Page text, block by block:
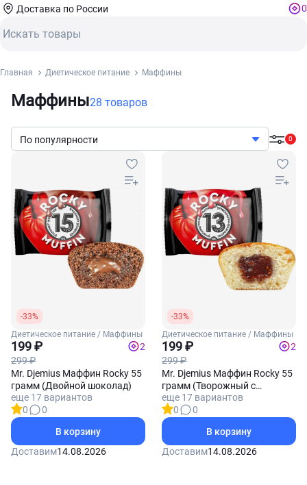
Доставка по России 0
Главная Диетическое питание Маффины
Маффины28 товаров
По популярности 0
-33%
Диетическое питание / Маффины
199 ₽
299 ₽
2
Mr. Djemius Маффин Rocky 55
грамм (Двойной шоколад)
еще 17 вариантов
0
0
В корзину
Доставим14.08.2026
-33%
Диетическое питание / Маффины
199 ₽
299 ₽
2
Mr. Djemius Маффин Rocky 55
грамм (Творожный с
малиновой начинкой)
еще 17 вариантов
0
0
В корзину
Доставим14.08.2026